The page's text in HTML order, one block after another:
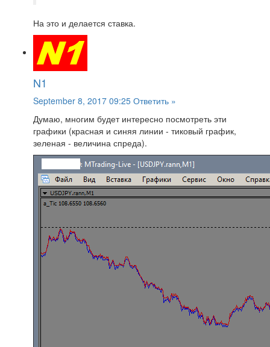
На это и делается ставка.
N1
September 8, 2017 09:25 Ответить »
Думаю, многим будет интересно посмотреть эти
графики (красная и синяя линии - тиковый график,
зеленая - величина спреда).